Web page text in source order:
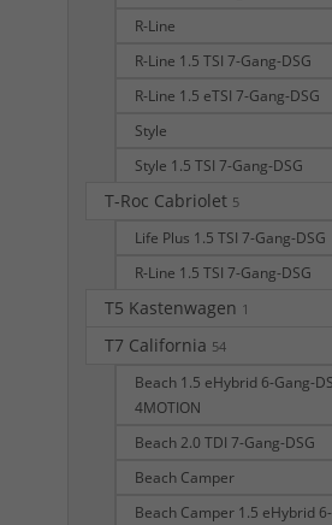
R-Line
R-Line 1.5 TSI 7-Gang-DSG
R-Line 1.5 eTSI 7-Gang-DSG
Style
Style 1.5 TSI 7-Gang-DSG
T-Roc Cabriolet 5
Life Plus 1.5 TSI 7-Gang-DSG
R-Line 1.5 TSI 7-Gang-DSG
T5 Kastenwagen 1
T7 California 54
Beach 1.5 eHybrid 6-Gang-
4MOTION
Beach 2.0 TDI 7-Gang-DSG
Beach Camper
Beach Camper 1.5 eHybrid